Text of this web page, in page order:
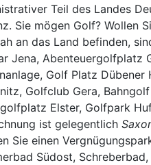
Teil des Landes
Sie mögen Golf? Wollen
an das Land befinden,
Jena, Abenteuergolfplatz
Golf Platz
Golfclub Gera,
Elster, Golfpark
ist gelegentlich
Sie einen
Südost,